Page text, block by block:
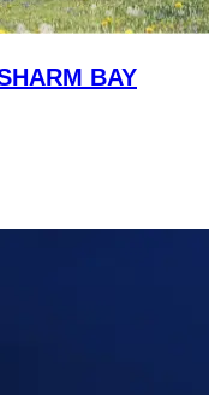
BAY